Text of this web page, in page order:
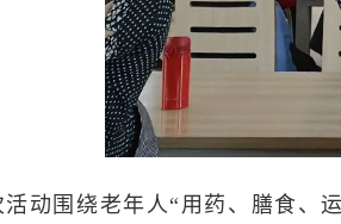
活动围绕老年人“用药、膳食、